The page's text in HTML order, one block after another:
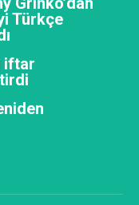
Türkçe
iftar